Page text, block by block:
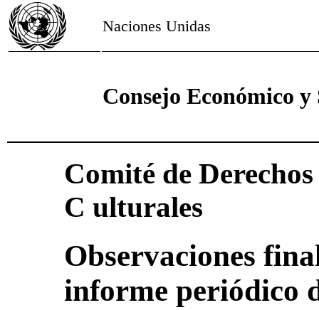
Naciones Unidas
Consejo Económico y
Comité de
C ulturales
Observaciones
informe periódico